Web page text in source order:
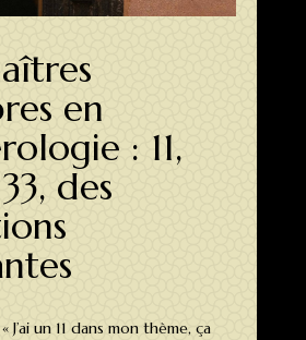
en
: 11,
des
J’ai un 11 dans mon thème, ça